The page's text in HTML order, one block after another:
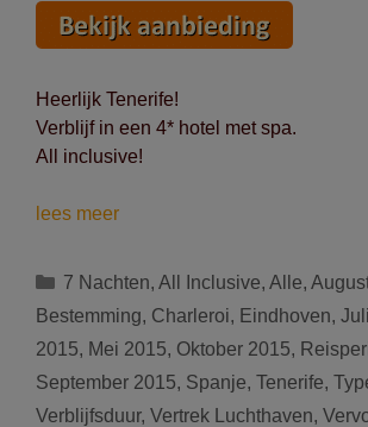
Heerlijk Tenerife!
Verblijf in een 4* hotel met spa.
All inclusive!
lees meerZalig
Tenerife
(Spanje):
8
dagen
voor
Categorieën
7 Nachten, All Inclusive, Alle,
Bestemming, Charleroi, Eindhoven,
2015, Mei 2015, Oktober 2015,
September 2015, Spanje, Tenerife,
Verblijfsduur, Vertrek Luchthaven,